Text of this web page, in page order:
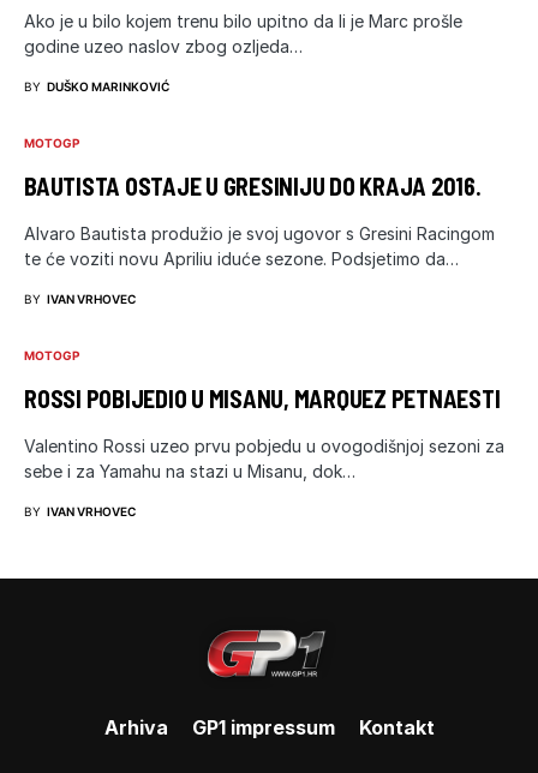
Ako je u bilo kojem trenu bilo upitno da li je Marc prošle
godine uzeo naslov zbog ozljeda…
BY DUŠKO MARINKOVIĆ
MOTOGP
BAUTISTA OSTAJE U GRESINIJU DO KRAJA 2016.
Alvaro Bautista produžio je svoj ugovor s Gresini Racingom
te će voziti novu Apriliu iduće sezone. Podsjetimo da…
BY IVAN VRHOVEC
MOTOGP
ROSSI POBIJEDIO U MISANU, MARQUEZ PETNAESTI
Valentino Rossi uzeo prvu pobjedu u ovogodišnjoj sezoni za
sebe i za Yamahu na stazi u Misanu, dok…
BY IVAN VRHOVEC
Arhiva GP1 impressum Kontakt